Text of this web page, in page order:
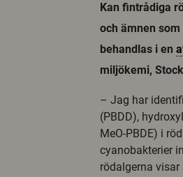
Kan fintrådiga
och ämnen
behandlas i en
miljökemi,
– Jag har
(PBDD),
MeO-PBDE) i
cyanobakterier
rödalgerna visar